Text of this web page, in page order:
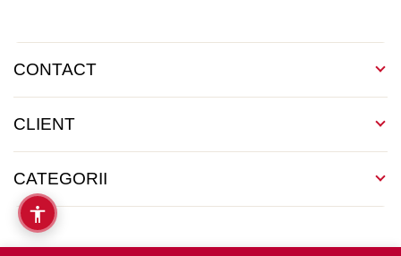
CONTACT
CLIENT
CATEGORII